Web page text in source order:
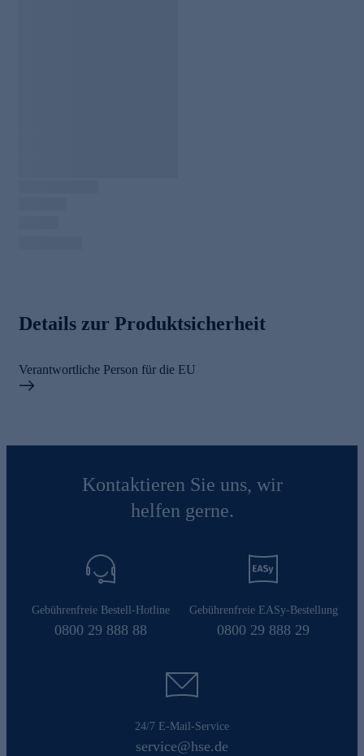
Details zur Produktsicherheit
Verantwortliche Person für die EU
Kontaktieren Sie uns, wir
helfen gerne.
Gebührenfreie Bestell-Hotline
0800 29 888 88
Gebührenfreie EASy-Bestellung
0800 29 888 29
24/7 E-Mail-Service
service@hse.de